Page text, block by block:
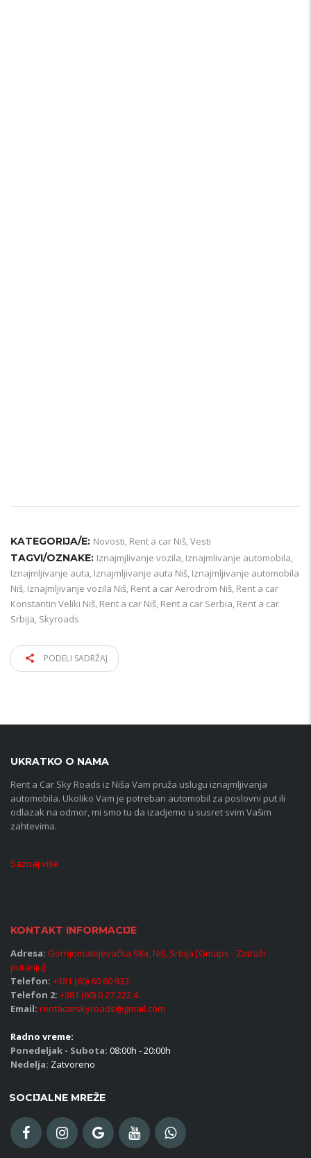
KATEGORIJA/E: Novosti Rent a car Niš Vesti
TAGVI/OZNAKE: Iznajmjlivanje vozila Iznajmlivanje automobila
Iznajmljivanje auta Iznajmljivanje auta Niš Iznajmljivanje automobila
Niš Iznajmljivanje vozila Niš Rent a car Aerodrom Niš Rent a car
Konstantin Veliki Niš Rent a car Niš Rent a car Serbia Rent a car
Srbija Skyroads
PODELI SADRŽAJ
UKRATKO O NAMA
Rent a Car Sky Roads iz Niša Vam pruža uslugu iznajmljivanja
automobila. Ukoliko Vam je potreban automobil za poslovni put ili
odlazak na odmor, mi smo tu da izadjemo u susret svim Vašim
zahtevima.
Saznaj više
KONTAKT INFORMACIJE
Adresa: Gornjomatejevačka 98a, Niš, Srbija [Gmaps - Zatraži
putanju]
Telefon: +381 (60) 60 60 933
Telefon 2: +381 (60) 0 27 222 4
Email: rentacarskyroads@gmail.com
Radno vreme:
Ponedeljak - Subota: 08:00h - 20:00h
Nedelja: Zatvoreno
SOCIJALNE MREŽE